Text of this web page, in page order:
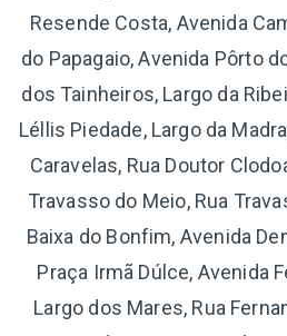
Resende Costa, Avenida
do Papagaio, Avenida Pôrto
dos Tainheiros, Largo da
Léllis Piedade, Largo da
Caravelas, Rua Doutor
Travasso do Meio, Rua
Baixa do Bonfim, Avenida
Praça Irmã Dúlce, Avenida
Largo dos Mares, Rua